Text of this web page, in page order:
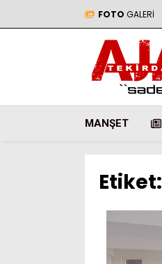
FOTO GALERİ
MANŞET
Etiket: